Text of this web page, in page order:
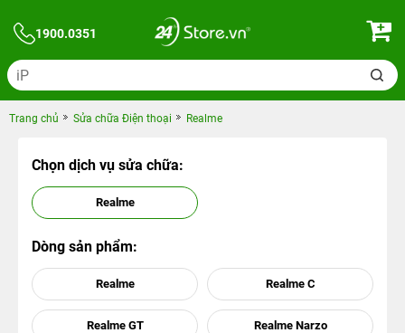
1900.0351
Trang chủ Sửa chữa Điện thoại Realme
Chọn dịch vụ sửa chữa:
Realme
Dòng sản phẩm:
Realme Realme C
Realme GT Realme Narzo